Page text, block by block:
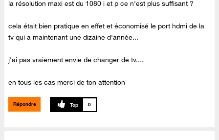
la résolution maxi est du 1080 i et p ce n'est plus suffisant ?
cela était bien pratique en effet et économisé le port hdmi de la
tv qui a maintenant une dizaine d'année...
j'ai pas vraiement envie de changer de tv....
en tous les cas merci de ton attention
Répondre 0